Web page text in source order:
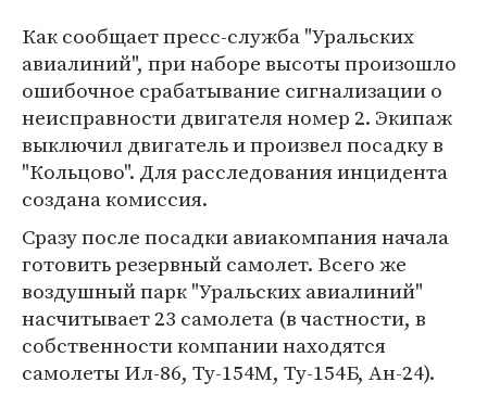
Как сообщает пресс-служба "Уральских
авиалиний", при наборе высоты произошло
ошибочное срабатывание сигнализации о
неисправности двигателя номер 2. Экипаж
выключил двигатель и произвел посадку в
"Кольцово". Для расследования инцидента
создана комиссия.
Сразу после посадки авиакомпания начала
готовить резервный самолет. Всего же
воздушный парк "Уральских авиалиний"
насчитывает 23 самолета (в частности, в
собственности компании находятся
самолеты Ил-86, Ту-154М, Ту-154Б, Ан-24).